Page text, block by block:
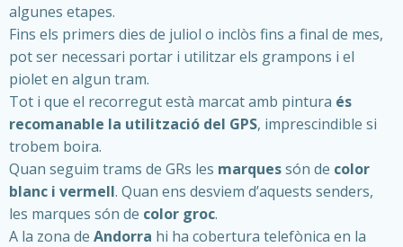
algunes etapes.
Fins els primers dies de juliol o inclòs fins a final de mes,
pot ser necessari portar i utilitzar els grampons i el
piolet en algun tram.
Tot i que el recorregut està marcat amb pintura és
recomanable la utilització del GPS, imprescindible si
trobem boira.
Quan seguim trams de GRs les marquessón de color
blanc i vermell. Quan ens desviem d’aquests senders,
les marques són de color groc.
A la zona de Andorra hi ha cobertura telefònica en la